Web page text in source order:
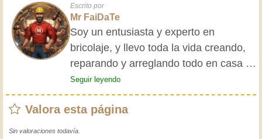
Escrito por
Mr FaiDaTe
Soy un entusiasta y experto en
bricolaje, y llevo toda la vida creando,
reparando y arreglando todo en casa y
para mis amigos. Mis abuelos me
enseñaron lo básico desde pequeño, y
desde entonces he adquirido una vasta
experiencia. ¡La experiencia enseña! Te
Seguir leyendo
Valora esta página
Sin valoraciones todavía.